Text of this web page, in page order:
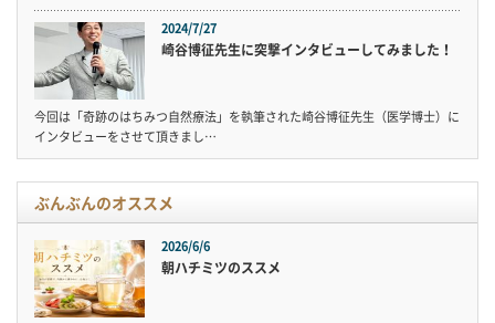
2024/7/27
崎谷博征先生に突撃インタビューしてみました！
今回は「奇跡のはちみつ自然療法」を執筆された崎谷博征先生（医学博士）に
インタビューをさせて頂きまし…
ぶんぶんのオススメ
2026/6/6
朝ハチミツのススメ